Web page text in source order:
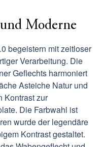
Moderne
begeistern mit zeitloser
Verarbeitung. Die
Geflechts harmoniert
Asteiche Natur und
Kontrast zur
Die Farbwahl ist
wurde der legendäre
Kontrast gestaltet.